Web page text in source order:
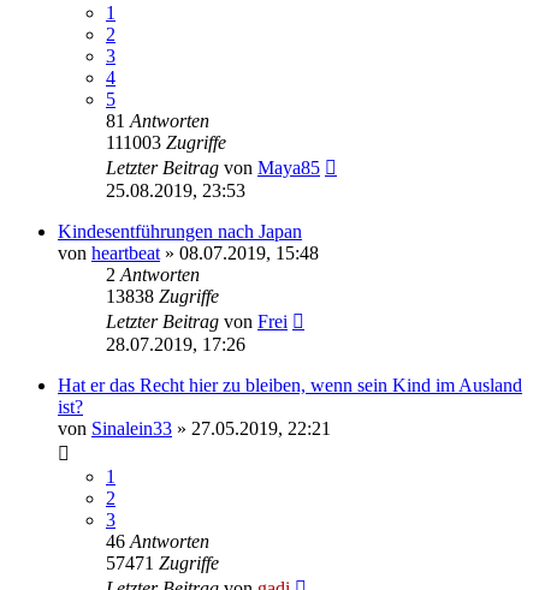
1
2
3
4
5
81 Antworten
111003 Zugriffe
Letzter Beitrag von Maya85
25.08.2019, 23:53
Kindesentführungen nach Japan
von heartbeat » 08.07.2019, 15:48
2 Antworten
13838 Zugriffe
Letzter Beitrag von Frei
28.07.2019, 17:26
Hat er das Recht hier zu bleiben, wenn sein Kind im Ausland
ist?
von Sinalein33 » 27.05.2019, 22:21
1
2
3
46 Antworten
57471 Zugriffe